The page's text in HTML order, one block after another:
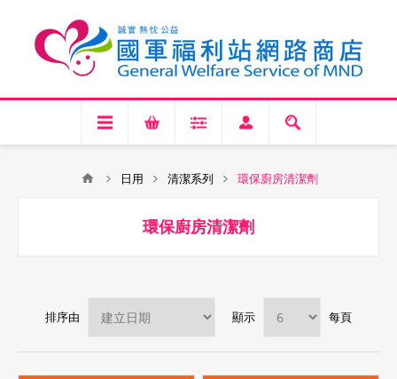
日用 清潔系列 環保廚房清潔劑
環保廚房清潔劑
排序由 顯示 每頁